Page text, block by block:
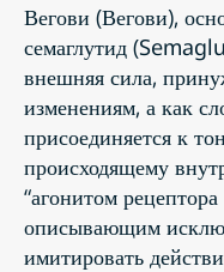
Вегови (Вегови),
семаглутид
внешняя сила,
изменениям, а как
присоединяется к
происходящему
“агонитом
описывающим
имитировать